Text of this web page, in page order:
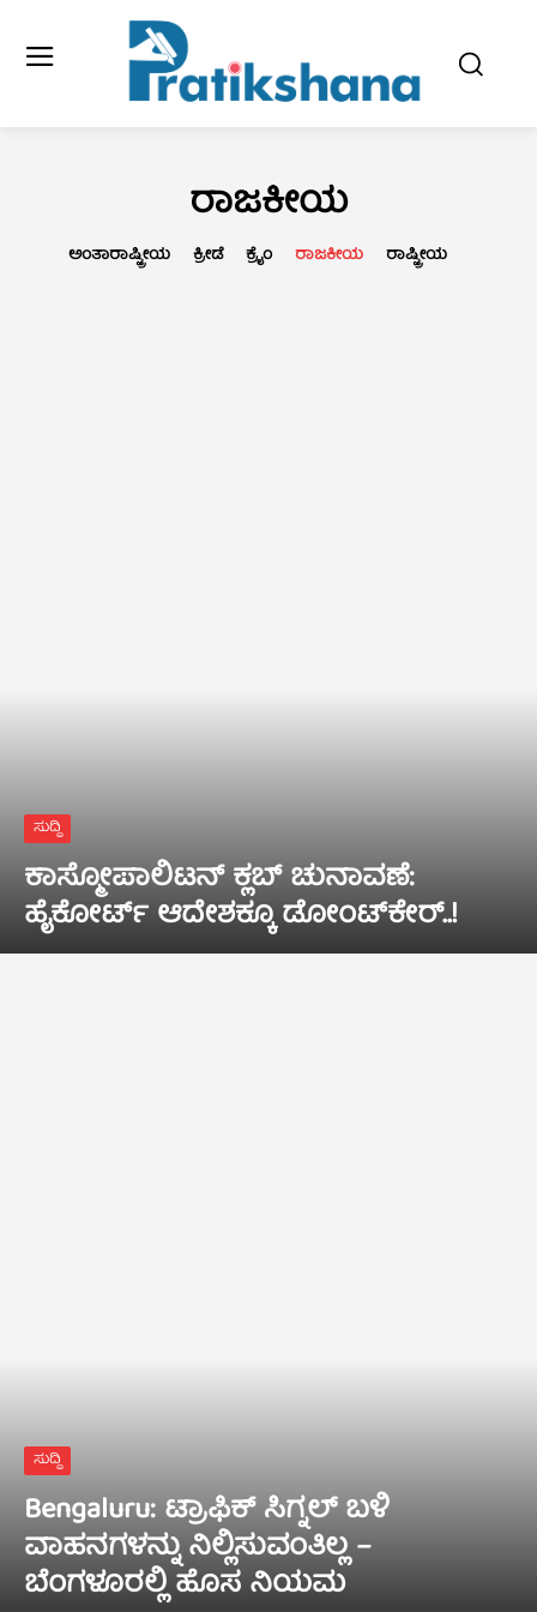
ರಾಜಕೀಯ
ಅಂತಾರಾಷ್ಟ್ರೀಯ ಕ್ರೀಡೆ ಕ್ರೈಂ ರಾಜಕೀಯ ರಾಷ್ಟ್ರೀಯ
ಸುದ್ದಿ
ಕಾಸ್ಮೋಪಾಲಿಟನ್‌ ಕ್ಲಬ್‌ ಚುನಾವಣೆ:
ಹೈಕೋರ್ಟ್‌ ಆದೇಶಕ್ಕೂ ಡೋಂಟ್‌ಕೇರ್‌..!
ಸುದ್ದಿ
Bengaluru: ಟ್ರಾಫಿಕ್‌ ಸಿಗ್ನಲ್‌ ಬಳಿ
ವಾಹನಗಳನ್ನು ನಿಲ್ಲಿಸುವಂತಿಲ್ಲ –
ಬೆಂಗಳೂರಲ್ಲಿ ಹೊಸ ನಿಯಮ